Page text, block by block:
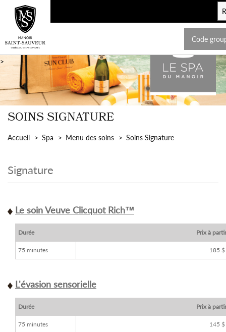
Code
>
SOINS SIGNATURE
Accueil Spa Menu des soins Soins Signature
Signature
Le soin Veuve Clicquot Rich™
Durée Prix à
75 minutes 185 $
L'évasion sensorielle
Durée Prix à
75 minutes 145 $